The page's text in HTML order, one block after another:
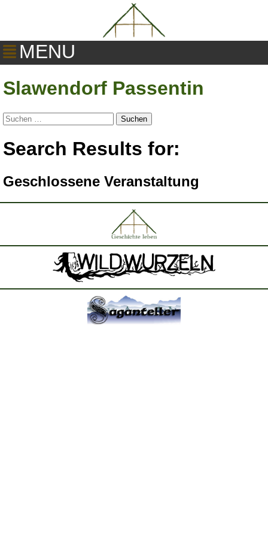
MENU
Slawendorf Passentin
Suchen
nach:
Search Results for:
Geschlossene Veranstaltung